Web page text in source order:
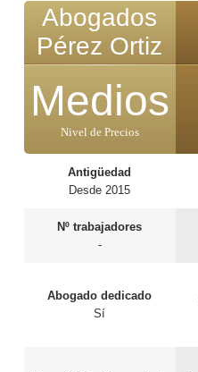
Abogados
Pérez Ortiz
Medios
Nivel de Precios
Antigüedad
Desde 2015
Nº trabajadores
-
Abogado dedicado
Sí